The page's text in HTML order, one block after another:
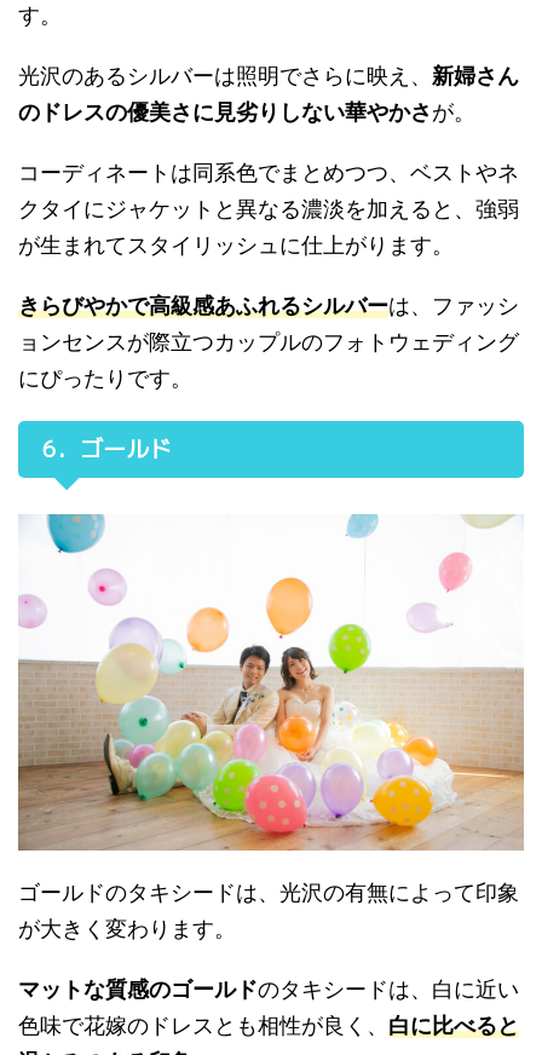
す。
光沢のあるシルバーは照明でさらに映え、 新婦さん
のドレスの優美さに見劣りしない華やかさが。
コーディネートは同系色でまとめつつ、ベストやネ
クタイにジャケットと異なる濃淡を加えると、強弱
が生まれてスタイリッシュに仕上がります。
きらびやかで高級感あふれるシルバーは、ファッシ
ョンセンスが際立つカップルのフォトウェディング
にぴったりです。
6．ゴールド
ゴールドのタキシードは、光沢の有無によって印象
が大きく変わります。
マットな質感のゴールドのタキシードは、白に近い
色味で花嫁のドレスとも相性が良く、 白に比べると